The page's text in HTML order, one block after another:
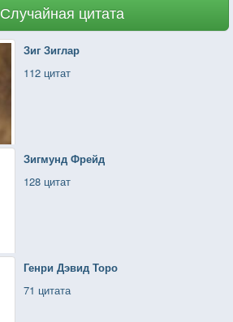
Случайная цитата
Зиг Зиглар
112 цитат
Зигмунд Фрейд
128 цитат
Генри Дэвид Торо
71 цитата